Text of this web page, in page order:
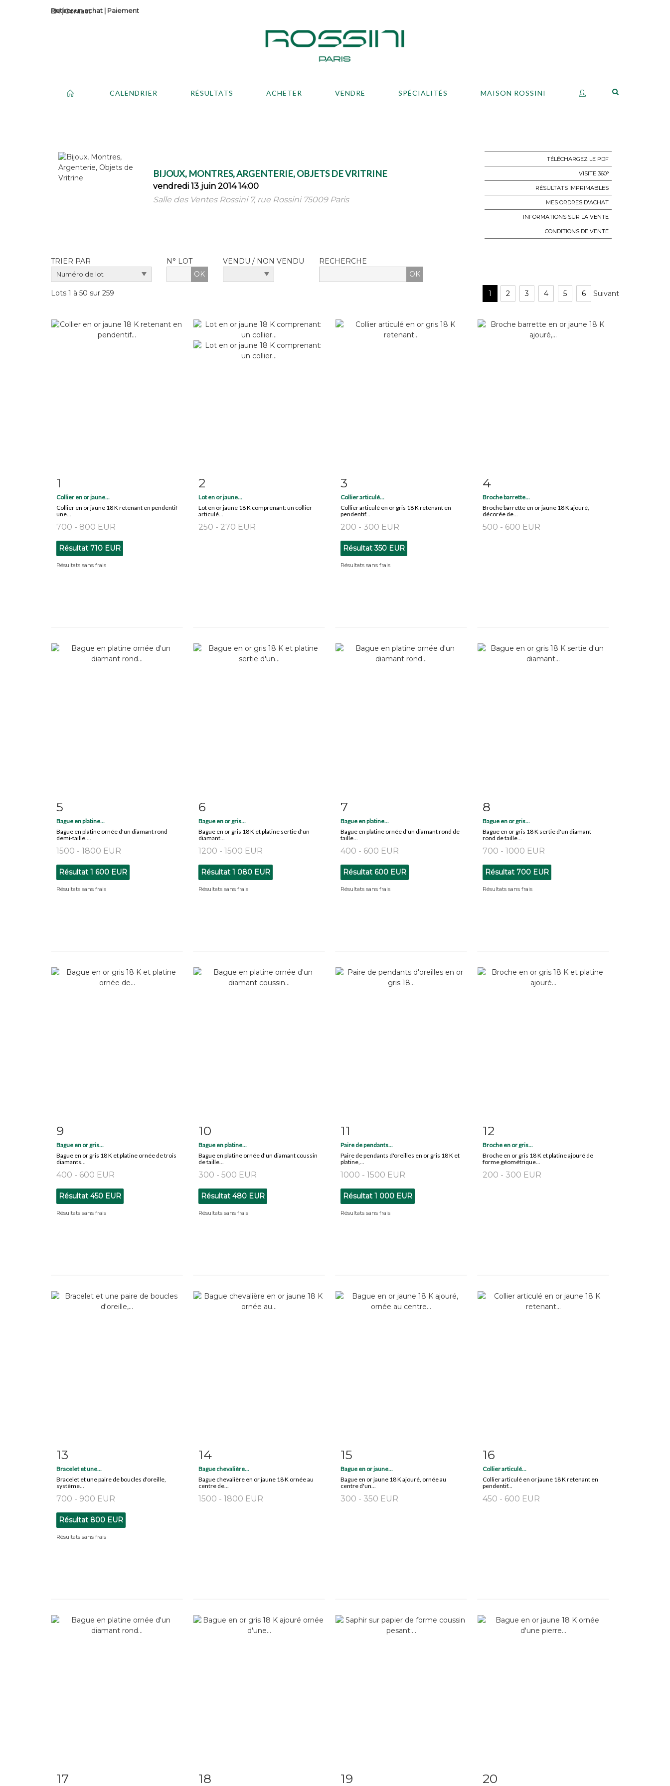
Contact
Retirer un achat | Paiement
CALENDRIER RÉSULTATS ACHETER VENDRE SPÉCIALITÉS MAISON ROSSINI
BIJOUX, MONTRES, ARGENTERIE, OBJETS DE VRITRINE
vendredi 13 juin 2014 14:00
Salle des Ventes Rossini 7, rue Rossini 75009 Paris
TÉLÉCHARGEZ LE PDF
VISITE 360°
RÉSULTATS IMPRIMABLES
MES ORDRES D'ACHAT
INFORMATIONS SUR LA VENTE
CONDITIONS DE VENTE
TRIER PAR
N° LOT
OK
VENDU / NON VENDU RECHERCHE
Lots 1 à 50 sur 259 1 2 3 4 5 6 Suivant
1
Collier en or jaune...
Collier en or jaune 18 K retenant en pendentif
une...
700 - 800 EUR
Résultat 710 EUR
Résultats sans frais
Fiche détaillée
2
Lot en or jaune...
Lot en or jaune 18 K comprenant: un collier
articulé...
250 - 270 EUR
3
Collier articulé...
Collier articulé en or gris 18 K retenant en
pendentif...
200 - 300 EUR
Résultat350 EUR
Résultats sans frais
Fiche détaillée
4
Broche barrette...
Broche barrette en or jaune 18 K ajouré,
décorée de...
500 - 600 EUR
5
Bague en platine...
Bague en platine ornée d'un diamant rond
demi-taille....
1500 - 1800 EUR
Résultat 1 600 EUR
Résultats sans frais
Fiche détaillée
6
Bague en or gris...
Bague en or gris 18 K et platine sertie d'un
diamant...
1200 - 1500 EUR
Résultat 1 080 EUR
Résultats sans frais
Fiche détaillée
7
Bague en platine...
Bague en platine ornée d'un diamant rond de
taille...
400 - 600 EUR
Résultat 600 EUR
Résultats sans frais
Fiche détaillée
8
Bague en or gris...
Bague en or gris 18 K sertie d'un diamant
rond de taille...
700 - 1000 EUR
Résultat 700 EUR
Résultats sans frais
Fiche détaillée
9
Bague en or gris...
Bague en or gris 18 K et platine ornée de trois
diamants...
400 - 600 EUR
Résultat 450 EUR
Résultats sans frais
Fiche détaillée
10
Bague en platine...
Bague en platine ornée d'un diamant coussin
de taille...
300 - 500 EUR
Résultat 480 EUR
Résultats sans frais
Fiche détaillée
11
Paire de pendants...
Paire de pendants d'oreilles en or gris 18 K et
platine,...
1000 - 1500 EUR
Résultat 1 000 EUR
Résultats sans frais
Fiche détaillée
12
Broche en or gris...
Broche en or gris 18 K et platine ajouré de
forme géométrique...
200 - 300 EUR
Fiche détaillée
13
Bracelet et une...
Bracelet et une paire de boucles d'oreille,
système...
700 - 900 EUR
Résultat 800 EUR
Résultats sans frais
Fiche détaillée
14
Bague chevalière...
Bague chevalière en or jaune 18 K ornée au
centre de...
1500 - 1800 EUR
Fiche détaillée
15
Bague en or jaune...
Bague en or jaune 18 K ajouré, ornée au
centre d'un...
300 - 350 EUR
Fiche détaillée
16
Collier articulé...
Collier articulé en or jaune 18 K retenant en
pendentif...
450 - 600 EUR
Fiche détaillée
17 Fiche détaillée
18 Fiche détaillée
19 Fiche détaillée
20